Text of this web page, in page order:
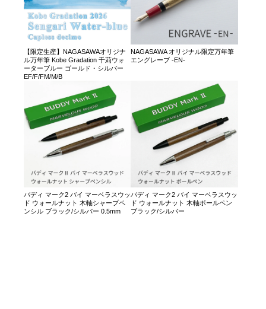
【限定生産】NAGASAWAオリジナ
ル万年筆 Kobe Gradation 千苅ウォ
ーターブルー ゴールド・シルバー
EF/F/FM/M/B
NAGASAWA オリジナル限定万年筆
エングレーブ -EN-
バディ マーク2 バイ マーベラスウッ
ド ウォールナット 木軸シャープペ
ンシル ブラック/シルバー 0.5mm
バディ マーク2 バイ マーベラスウッ
ド ウォールナット 木軸ボールペン
ブラック/シルバー